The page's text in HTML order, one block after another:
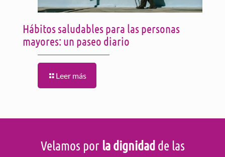
Hábitos saludables para las personas
mayores: un paseo diario
Leer más
Velamos por la dignidad de las